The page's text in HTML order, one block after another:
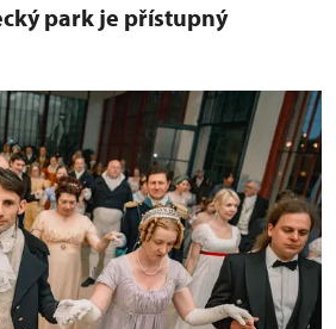
park je přístupný